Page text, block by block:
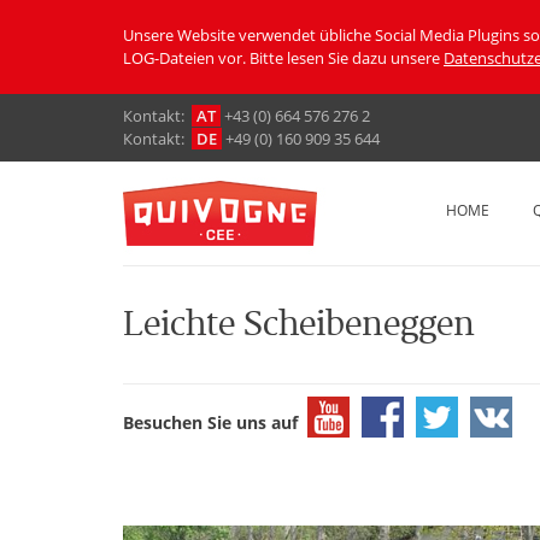
Unsere Website verwendet übliche Social Media
LOG-Dateien vor. Bitte lesen Sie dazu unsere
Кontakt: AT +43 (0) 664 576 276 2
Кontakt:
DE +49 (0) 160 909 35 644
HOME
Leichte Scheibeneggen
Besuchen Sie uns auf